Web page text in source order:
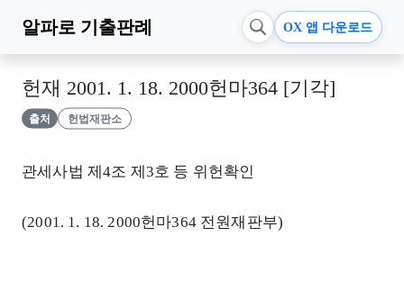
알파로 기출판례 OX 앱 다운로드
헌재 2001. 1. 18. 2000헌마364 [기각]
출처 헌법재판소
관세사법 제4조 제3호 등 위헌확인
(2001. 1. 18. 2000헌마364 전원재판부)